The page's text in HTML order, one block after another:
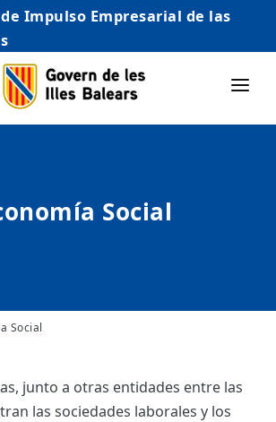
Impulso Empresarial de las
Social
Social
junto a otras entidades entre las
las sociedades laborales y los